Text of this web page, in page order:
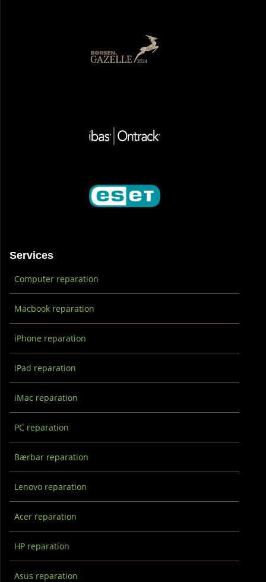
Services
Computer reparation
Macbook reparation
iPhone reparation
iPad reparation
iMac reparation
PC reparation
Bærbar reparation
Lenovo reparation
Acer reparation
HP reparation
Asus reparation